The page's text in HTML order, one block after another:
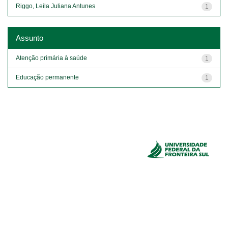
1
Riggo, Leila Juliana Antunes
Assunto
1
Atenção primária à saúde
1
Educação permanente